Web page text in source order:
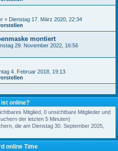
» Dienstag 17. März 2020, 22:34
montiert
29. November 2022, 16:56
4. Februar 2018, 19:13
ist online?
Mitglied, 0 unsichtbare Mitglieder und
der letzten 5 Minuten)
die am Dienstag 30. September 2025,
online Time